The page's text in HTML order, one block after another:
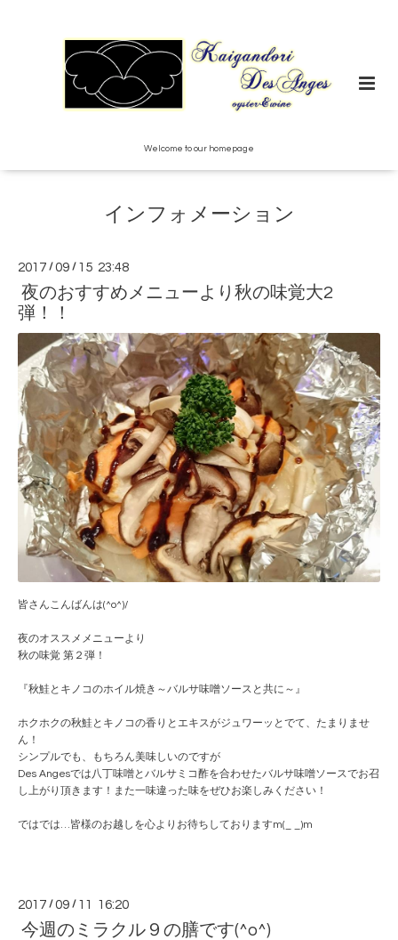
Welcome to our homepage
インフォメーション
2017 /09 / 15 23:48
夜のおすすめメニューより秋の味覚大2
弾！！
皆さんこんばんは(^o^)/
夜のオススメメニューより
秋の味覚 第２弾！
『秋鮭とキノコのホイル焼き～バルサ味噌ソースと共に～』
ホクホクの秋鮭とキノコの香りとエキスがジュワーッとでて、たまりませ
ん！
シンプルでも、もちろん美味しいのですが
Des Angesでは八丁味噌とバルサミコ酢を合わせたバルサ味噌ソースでお召
し上がり頂きます！また一味違った味をぜひお楽しみください！
ではでは…皆様のお越しを心よりお待ちしておりますm(_ _)m
2017 /09 / 11 16:20
今週のミラクル９の膳です(^o^)